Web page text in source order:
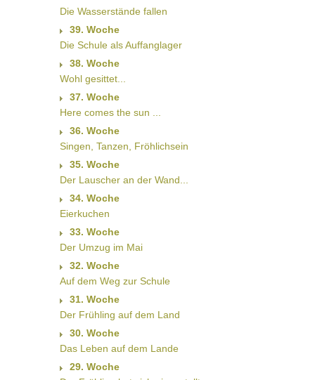
Die Wasserstände fallen
39. Woche
Die Schule als Auffanglager
38. Woche
Wohl gesittet...
37. Woche
Here comes the sun ...
36. Woche
Singen, Tanzen, Fröhlichsein
35. Woche
Der Lauscher an der Wand...
34. Woche
Eierkuchen
33. Woche
Der Umzug im Mai
32. Woche
Auf dem Weg zur Schule
31. Woche
Der Frühling auf dem Land
30. Woche
Das Leben auf dem Lande
29. Woche